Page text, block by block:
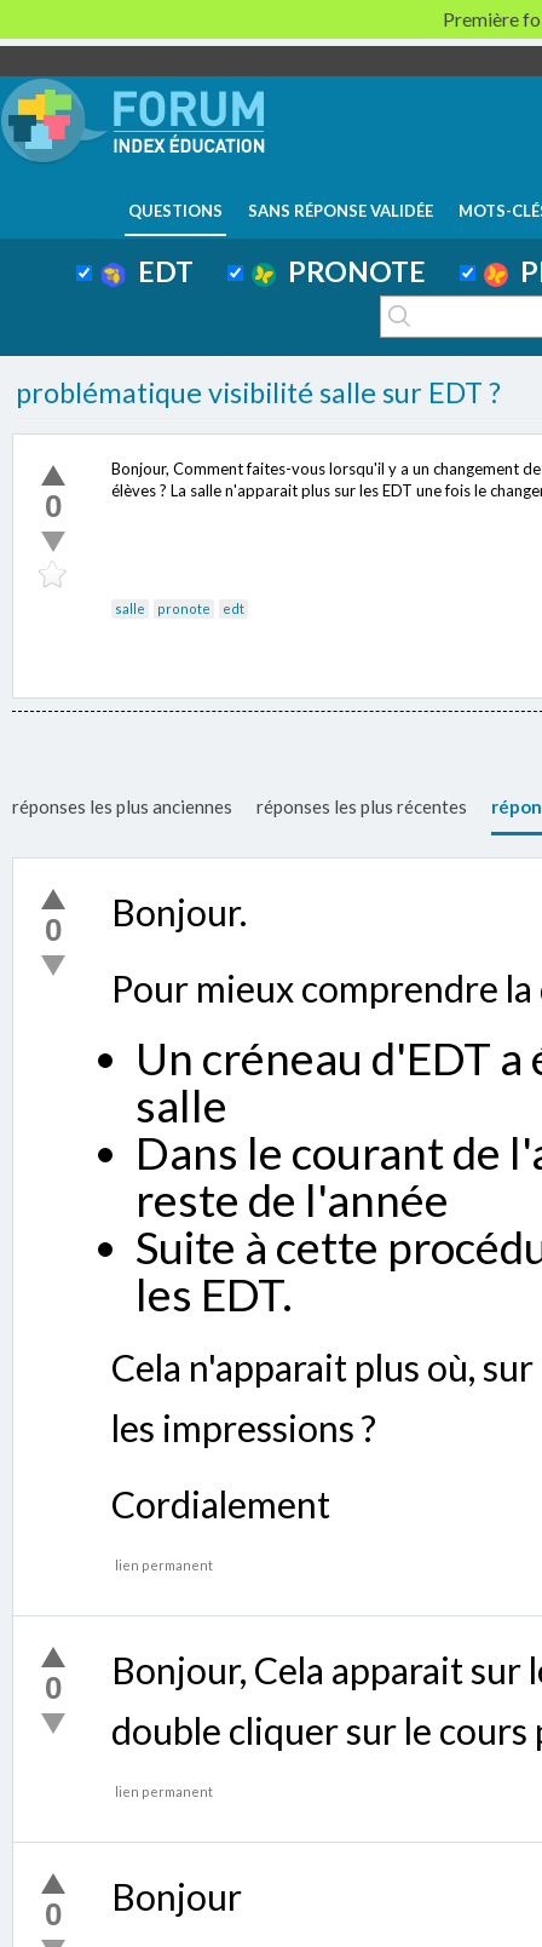
QUESTIONS SANS RÉPONSE VALIDÉE MOTS-
EDT PRONOTE
problématique visibilité salle sur EDT ?
0
Bonjour, Comment faites-vous lorsqu'il y a un changement
élèves ? La salle n'apparait plus sur les EDT une fois le
salle pronote edt
réponses les plus anciennes réponses les plus récentes
0
Bonjour.
Pour mieux comprendre
Un créneau d'EDT
salle
Dans le courant de
reste de l'année
Suite à cette
les EDT.
Cela n'apparait plus où,
les impressions ?
Cordialement
lien permanent
0
Bonjour, Cela apparait sur
double cliquer sur le cours
lien permanent
0
Bonjour
Première